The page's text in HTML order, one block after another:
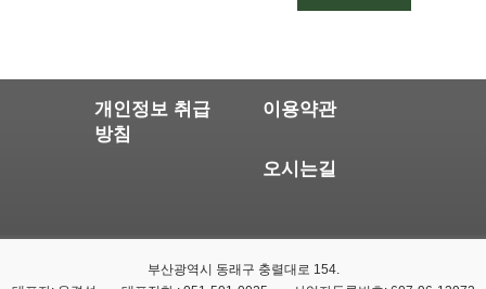
개인정보 취급
방침
이용약관
오시는길
부산광역시 동래구 충렬대로 154.